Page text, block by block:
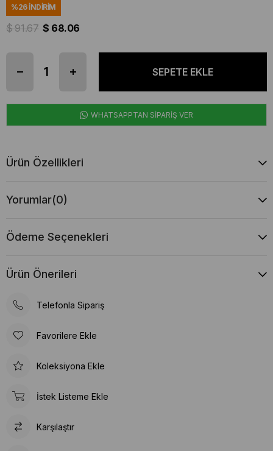
%26İNDIRIM
$ 91.67 $ 68.06
WHATSAPPTAN SİPARİŞ VER
Ürün Özellikleri
Yorumlar(0)
Ödeme Seçenekleri
Ürün Önerileri
Telefonla Sipariş
Favorilere Ekle
Koleksiyona Ekle
İstek Listeme Ekle
Karşılaştır